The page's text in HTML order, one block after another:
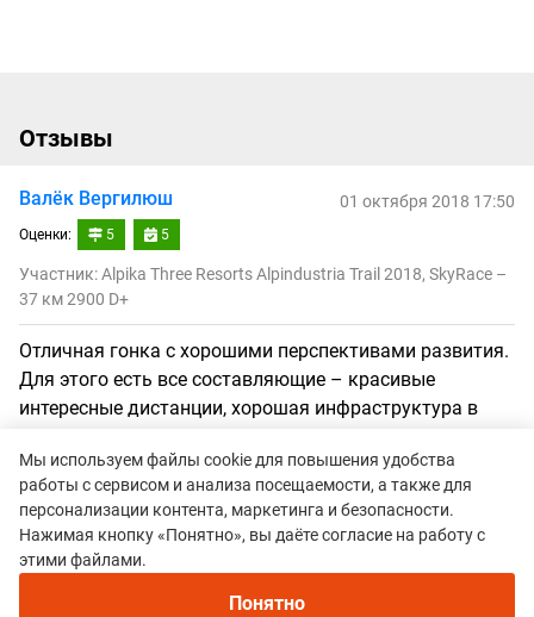
Отзывы
Валёк Вергилюш
Оценки: 5 5
01 октября 2018 17:50
Участник: Alpika Three Resorts Alpindustria Trail 2018, SkyRace –
37 км 2900 D+
Отличная гонка с хорошими перспективами развития.
Для этого есть все составляющие – красивые
интересные дистанции, хорошая инфраструктура в
команда организаторов, которые знают как надо.
Alpika Three Resorts Alpindustria Trail
Мы используем файлы cookie для повышения удобства
работы с сервисом и анализа посещаемости, а также для
персонализации контента, маркетинга и безопасности.
Нажимая кнопку «Понятно», вы даёте согласие на работу с
этими файлами.
Понятно